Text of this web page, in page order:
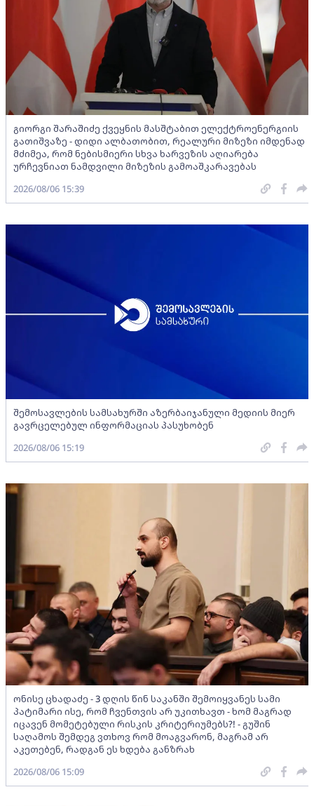
გიორგი შარაშიძე ქვეყნის მასშტაბით ელექტროენერგიის
გათიშვაზე - დიდი ალბათობით, რეალური მიზეზი იმდენად
მძიმეა, რომ ნებისმიერი სხვა ხარვეზის აღიარება
ურჩევნიათ ნამდვილი მიზეზის გამოაშკარავებას
2026/08/06 15:39
შემოსავლების სამსახურში აზერბაიჯანული მედიის მიერ
გავრცელებულ ინფორმაციას პასუხობენ
2026/08/06 15:19
ონისე ცხადაძე - 3 დღის წინ საკანში შემოიყვანეს სამი
პატიმარი ისე, რომ ჩვენთვის არ უკითხავთ - ხომ მაგრად
იცავენ მომეტებული რისკის კრიტერიუმებს?! - გუშინ
საღამოს შემდეგ ვთხოვ რომ მოაგვარონ, მაგრამ არ
აკეთებენ, რადგან ეს ხდება განზრახ
2026/08/06 15:09